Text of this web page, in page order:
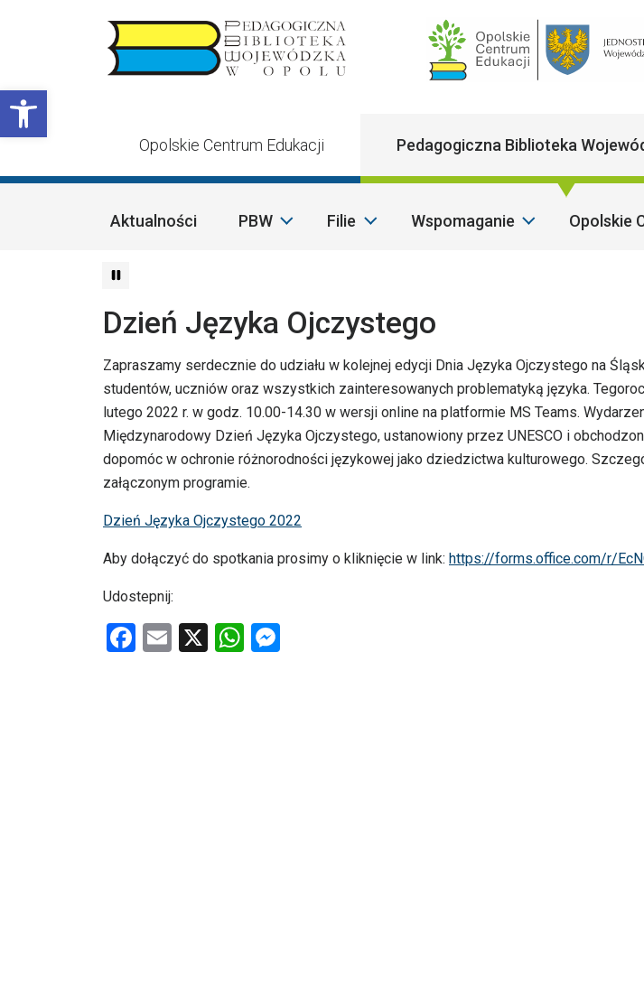
Otwórz pasek narzędzi
Opolskie Centrum Edukacji Pedagogiczna Biblioteka
Aktualności PBW Filie Wspomaganie Opolskie
Dzień Języka Ojczystego
Zapraszamy serdecznie do udziału w kolejnej edycji Dnia Języka Ojczystego na
studentów, uczniów oraz wszystkich zainteresowanych problematyką języka.
lutego 2022 r. w godz. 10.00-14.30 w wersji online na platformie MS Teams.
Międzynarodowy Dzień Języka Ojczystego, ustanowiony przez UNESCO i
dopomóc w ochronie różnorodności językowej jako dziedzictwa kulturowego.
załączonym programie.
Dzień Języka Ojczystego 2022
Aby dołączyć do spotkania prosimy o kliknięcie w link: https://forms.office.com/r/
Udostepnij:
F
E
X
W